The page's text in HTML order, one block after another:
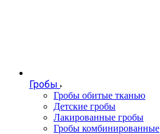
Гробы
Гробы обитые тканью
Детские гробы
Лакированные гробы
Гробы комбинированные